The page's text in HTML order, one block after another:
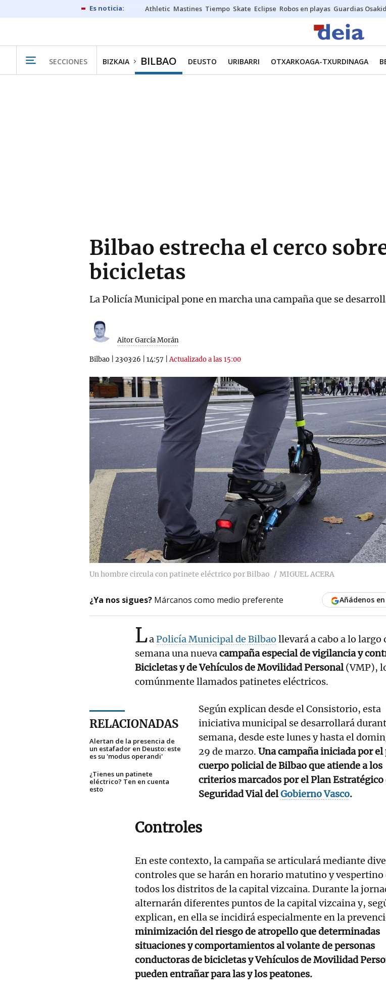
Athletic Mastines Tiempo Skate Eclipse Robos en playas Guardias
SECCIONES BIZKAIA BILBAO DEUSTO URIBARRI OTXARKOAGA-TXURDINAGA
Bilbao estrecha el cerco
bicicletas
La Policía Municipal pone en marcha una campaña que se
Aitor García Morán
Bilbao 23·03·26 14:57 |Actualizado a las 15:00
Un hombre circula con patinete eléctrico por Bilbao MIGUEL ACERA
¿Ya nos sigues? Márcanos como medio preferente Añádenos
LaPolicía Municipal de Bilbao llevará a cabo a lo largo
semana una nuevacampaña especial de vigilancia y
Bicicletas y de Vehículos de Movilidad Personal(VMP),
comúnmente llamados patinetes eléctricos.
RELACIONADAS
Alertan de la presencia de
un estafador en Deusto: este
es su 'modus operandi'
¿Tienes un patinete
eléctrico? Ten en cuenta
esto
Según explican desde el Consistorio, esta
iniciativa municipal se desarrollará
semana, desde este lunes y hasta el
29 de marzo. Una campaña iniciada por
cuerpo policial de Bilbao que atiende a los
criterios marcados por el Plan Estratégico
Seguridad Vial delGobierno Vasco.
Controles
En este contexto, la campaña se articulará mediante
controles que se harán en horario matutino y vespertino
todos los distritos de la capital vizcaina. Durante la
alternarán diferentes puntos de la capital vizcaina y,
explican, en ella se incidirá especialmente en la
minimización del riesgo de atropello que determinadas
situaciones y comportamientos al volante de personas
conductoras de bicicletas y Vehículos de Movilidad
pueden entrañar para las y los peatones.